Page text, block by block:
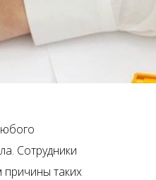
Сотрудники
таких